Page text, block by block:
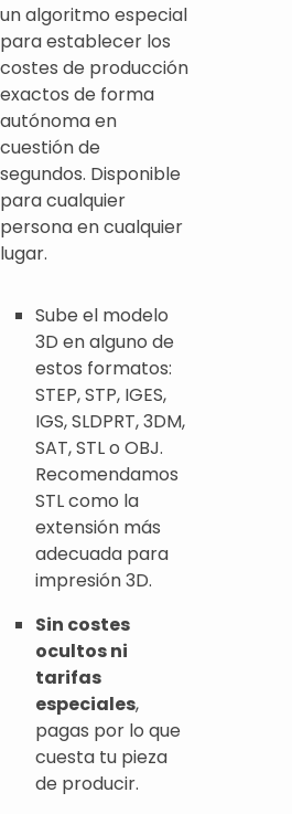
un algoritmo especial
para establecer los
costes de producción
exactos de forma
autónoma en
cuestión de
segundos. Disponible
para cualquier
persona en cualquier
lugar.
Sube el modelo
3D en alguno de
estos formatos:
STEP, STP, IGES,
IGS, SLDPRT, 3DM,
SAT, STL o OBJ.
Recomendamos
STL como la
extensión más
adecuada para
impresión 3D.
Sin costes
ocultos ni
tarifas
especiales,
pagas por lo que
cuesta tu pieza
de producir.